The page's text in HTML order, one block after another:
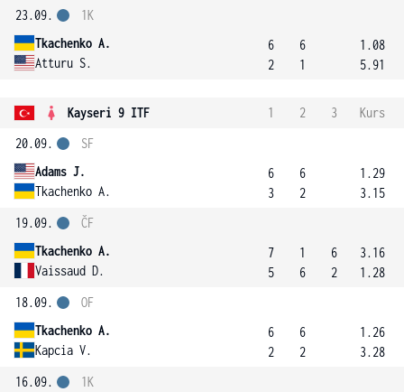
23.09.
Tkachenko A.
Atturu S.
1K
6
2
6
1
1.08
5.91
Kayseri 9 ITF 1 2 3
Kurs
20.09.
Adams J.
Tkachenko A.
SF
6
3
6
2
1.29
3.15
19.09.
Tkachenko A.
Vaissaud D.
ČF
7
5
1
6
6
2
3.16
1.28
18.09.
Tkachenko A.
Kapcia V.
OF
6
2
6
2
1.26
3.28
16.09.
1K